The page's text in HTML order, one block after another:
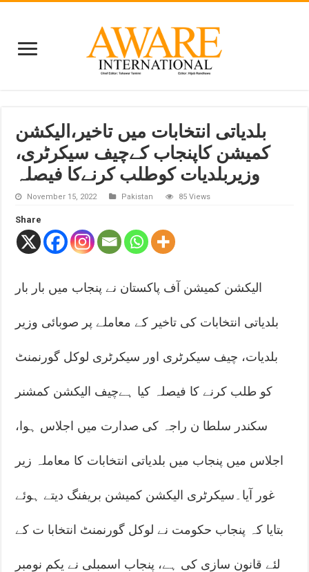
بلدیاتی انتخابات میں تاخیر،الیکشن
کمیشن کاپنجاب کےچیف سیکرٹری،
وزیربلدیات کوطلب کرنےکا فیصلہ
November 15, 2022 Pakistan 85 Views
Share
الیکشن کمیشن آف پاکستان نے پنجاب میں بار بار
بلدیاتی انتخابات کی تاخیر کے معاملے پر صوبائی وزیر
بلدیات، چیف سیکرٹری اور سیکرٹری لوکل گورنمنٹ
کو طلب کرنے کا فیصلہ کیا ہےچیف الیکشن کمشنر
سکندر سلطا ن راجہ کی صدارت میں اجلاس ہوا،
اجلاس میں پنجاب میں بلدیاتی انتخابات کا معاملہ زیر
غور آیا۔سیکرٹری الیکشن کمیشن بریفنگ دیتے ہوئے
بتایا کہ پنجاب حکومت نے لوکل گورنمنٹ انتخابا ت کے
لئے قانون سازی کی ہے، پنجاب اسمبلی نے یکم نومبر